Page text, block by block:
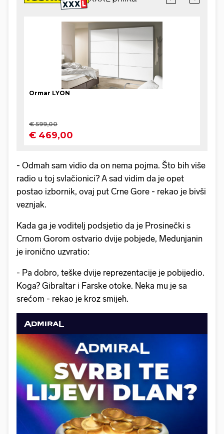
- Odmah sam vidio da on nema pojma. Što bih više
radio u toj svlačionici? A sad vidim da je opet
postao izbornik, ovaj put Crne Gore - rekao je bivši
veznjak.
Kada ga je voditelj podsjetio da je Prosinečki s
Crnom Gorom ostvario dvije pobjede, Medunjanin
je ironično uzvratio:
- Pa dobro, teške dvije reprezentacije je pobijedio.
Koga? Gibraltar i Farske otoke. Neka mu je sa
srećom - rekao je kroz smijeh.